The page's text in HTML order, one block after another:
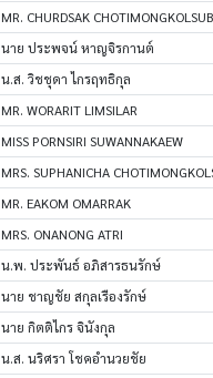
MR. CHURDSAK CHOTIMONGKOLSUB
นาย ประพจน์ หาญจิรกานต์
น.ส. วิชชุดา ไกรฤทธิกุล
MR. WORARIT LIMSILAR
MISS PORNSIRI SUWANNAKAEW
MRS. SUPHANICHA
MR. EAKOM OMARRAK
MRS. ONANONG ATRI
น.พ. ประพันธ์ อภิสารธนรักษ์
นาย ชาญชัย สกุลเรืองรักษ์
นาย กิตติไกร จินังกุล
น.ส. นริศรา โชคอำนวยชัย